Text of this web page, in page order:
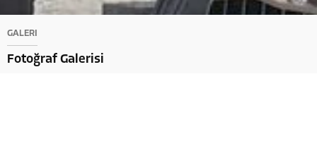
GALERİ
Fotoğraf Galerisi